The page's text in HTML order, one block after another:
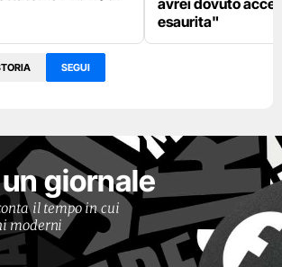
avrei dovuto
esaurita"
SEGUI
giornale
il tempo in cui
moderni